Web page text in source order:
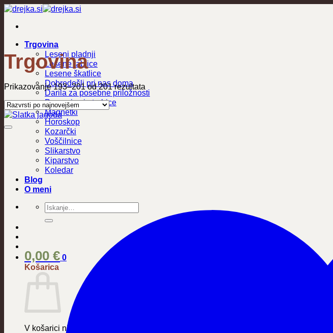
Skoči
vsebino
Trgovina
Leseni pladnji
Lesene tablice
Lesene škatlice
Dobrodošli pri nas doma
Darila za posebne priložnosti
Peresnice in torbice
Magnetki
Horoskop
Kozarčki
Voščilnice
Slikarstvo
Kiparstvo
Koledar
Blog
O meni
Išči:
0,00 € 0
Košarica
V košarici ni izdelkov.
Trgovina
Prikazovanje 193–201 od 201 rezultata
po